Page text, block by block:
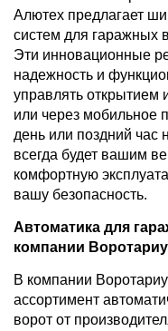
Алютех предлагает
систем для гаражных
Эти инновационные
надежность и
управлять открытием
или через мобильное
день или поздний
всегда будет вашим
комфортную
вашу безопасность.
Автоматика для
компании
В компании
ассортимент
ворот от